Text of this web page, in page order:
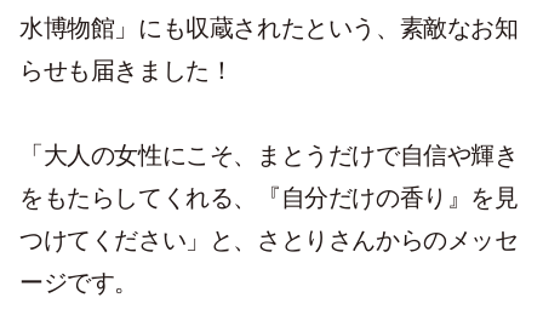
水博物館」にも収蔵されたという、素敵なお知
らせも届きました！
「大人の女性にこそ、まとうだけで自信や輝き
をもたらしてくれる、『自分だけの香り』を見
つけてください」と、さとりさんからのメッセ
ージです。